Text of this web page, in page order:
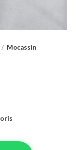
Mocassin